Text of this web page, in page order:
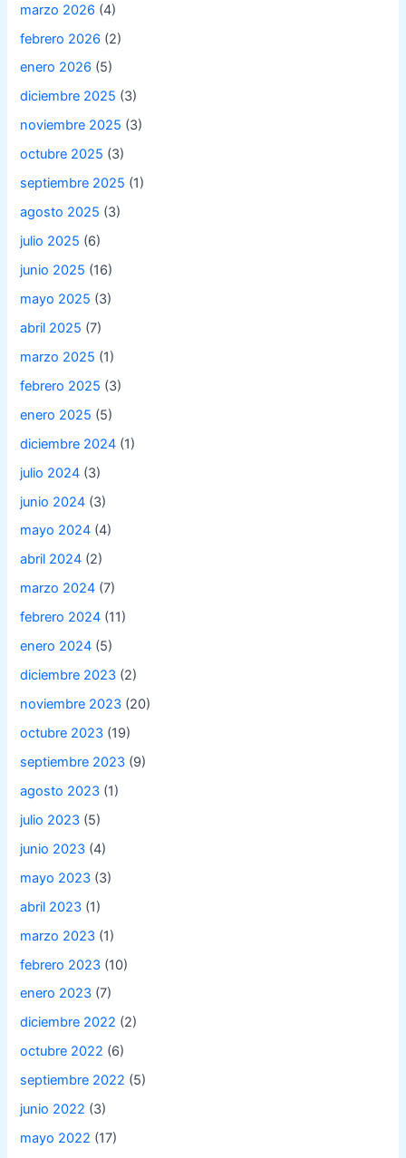
marzo 2026 (4)
febrero 2026 (2)
enero 2026 (5)
diciembre 2025 (3)
noviembre 2025 (3)
octubre 2025 (3)
septiembre 2025 (1)
agosto 2025 (3)
julio 2025 (6)
junio 2025 (16)
mayo 2025 (3)
abril 2025 (7)
marzo 2025 (1)
febrero 2025 (3)
enero 2025 (5)
diciembre 2024 (1)
julio 2024 (3)
junio 2024 (3)
mayo 2024 (4)
abril 2024 (2)
marzo 2024 (7)
febrero 2024 (11)
enero 2024 (5)
diciembre 2023 (2)
noviembre 2023 (20)
octubre 2023 (19)
septiembre 2023 (9)
agosto 2023 (1)
julio 2023 (5)
junio 2023 (4)
mayo 2023 (3)
abril 2023 (1)
marzo 2023 (1)
febrero 2023 (10)
enero 2023 (7)
diciembre 2022 (2)
octubre 2022 (6)
septiembre 2022 (5)
junio 2022 (3)
mayo 2022 (17)